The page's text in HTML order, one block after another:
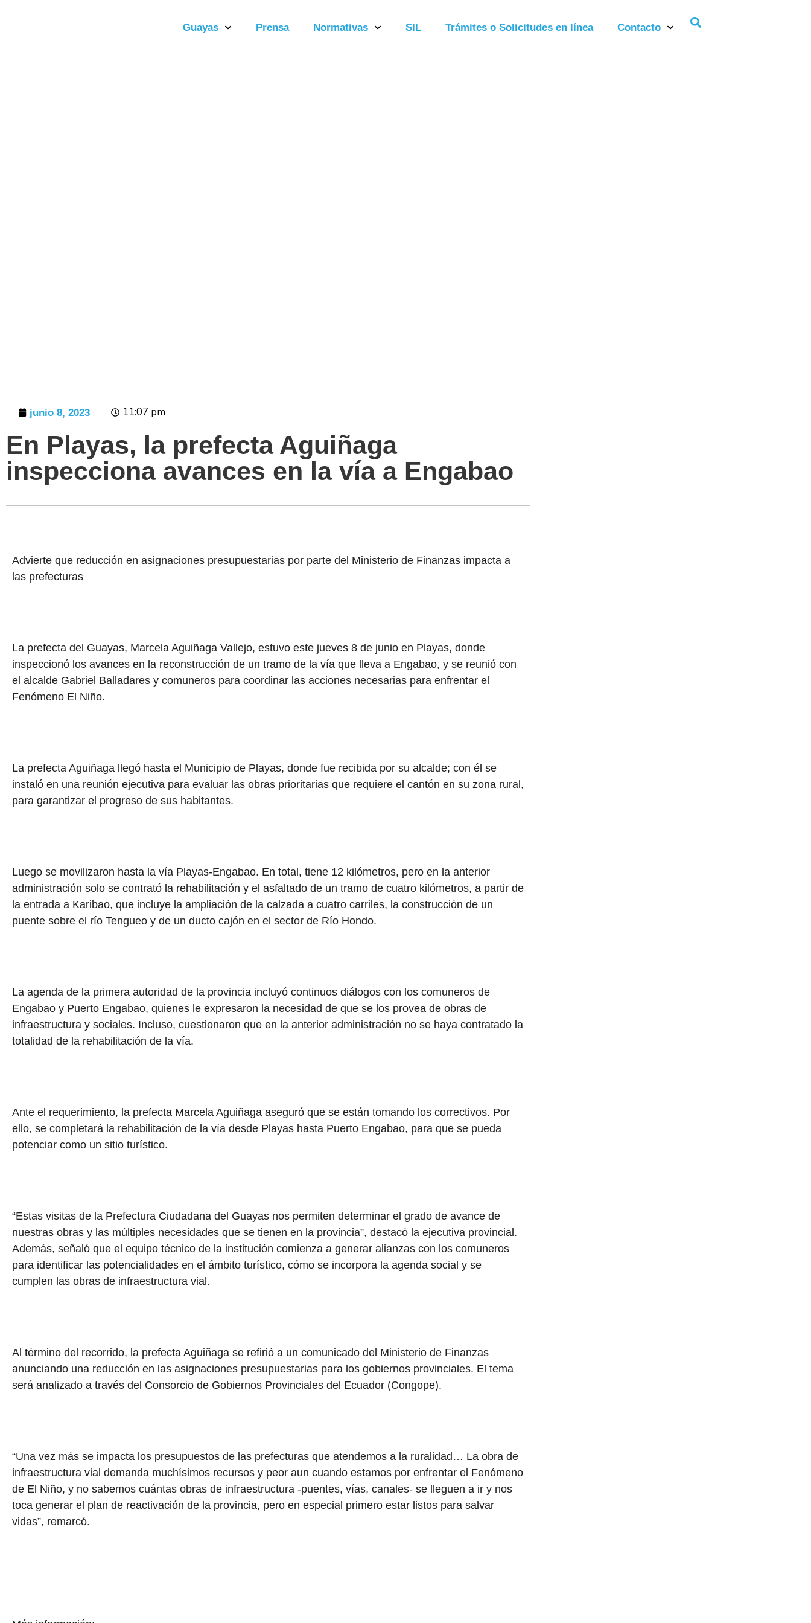
Guayas Prensa Normativas SIL Trámites o Solicitudes en línea Contacto
junio 8, 2023 11:07 pm
En Playas, la prefecta Aguiñaga
inspecciona avances en la vía a Engabao
Advierte que reducción en asignaciones presupuestarias por parte del Ministerio de Finanzas impacta a
las prefecturas
La prefecta del Guayas, Marcela Aguiñaga Vallejo, estuvo este jueves 8 de junio en Playas, donde
inspeccionó los avances en la reconstrucción de un tramo de la vía que lleva a Engabao, y se reunió con
el alcalde Gabriel Balladares y comuneros para coordinar las acciones necesarias para enfrentar el
Fenómeno El Niño.
La prefecta Aguiñaga llegó hasta el Municipio de Playas, donde fue recibida por su alcalde; con él se
instaló en una reunión ejecutiva para evaluar las obras prioritarias que requiere el cantón en su zona rural,
para garantizar el progreso de sus habitantes.
Luego se movilizaron hasta la vía Playas-Engabao. En total, tiene 12 kilómetros, pero en la anterior
administración solo se contrató la rehabilitación y el asfaltado de un tramo de cuatro kilómetros, a partir de
la entrada a Karibao, que incluye la ampliación de la calzada a cuatro carriles, la construcción de un
puente sobre el río Tengueo y de un ducto cajón en el sector de Río Hondo.
La agenda de la primera autoridad de la provincia incluyó continuos diálogos con los comuneros de
Engabao y Puerto Engabao, quienes le expresaron la necesidad de que se los provea de obras de
infraestructura y sociales. Incluso, cuestionaron que en la anterior administración no se haya contratado la
totalidad de la rehabilitación de la vía.
Ante el requerimiento, la prefecta Marcela Aguiñaga aseguró que se están tomando los correctivos. Por
ello, se completará la rehabilitación de la vía desde Playas hasta Puerto Engabao, para que se pueda
potenciar como un sitio turístico.
“Estas visitas de la Prefectura Ciudadana del Guayas nos permiten determinar el grado de avance de
nuestras obras y las múltiples necesidades que se tienen en la provincia”, destacó la ejecutiva provincial.
Además, señaló que el equipo técnico de la institución comienza a generar alianzas con los comuneros
para identificar las potencialidades en el ámbito turístico, cómo se incorpora la agenda social y se
cumplen las obras de infraestructura vial.
Al término del recorrido, la prefecta Aguiñaga se refirió a un comunicado del Ministerio de Finanzas
anunciando una reducción en las asignaciones presupuestarias para los gobiernos provinciales. El tema
será analizado a través del Consorcio de Gobiernos Provinciales del Ecuador (Congope).
“Una vez más se impacta los presupuestos de las prefecturas que atendemos a la ruralidad… La obra de
infraestructura vial demanda muchísimos recursos y peor aun cuando estamos por enfrentar el Fenómeno
de El Niño, y no sabemos cuántas obras de infraestructura -puentes, vías, canales- se lleguen a ir y nos
toca generar el plan de reactivación de la provincia, pero en especial primero estar listos para salvar
vidas”, remarcó.